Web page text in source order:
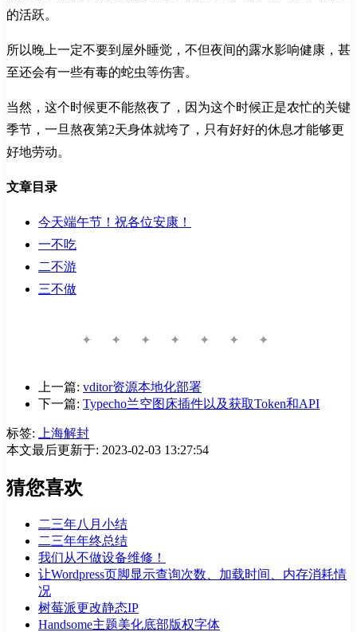
的活跃。
所以晚上一定不要到屋外睡觉，不但夜间的露水影响健康，甚
至还会有一些有毒的蛇虫等伤害。
当然，这个时候更不能熬夜了，因为这个时候正是农忙的关键
季节，一旦熬夜第2天身体就垮了，只有好好的休息才能够更
好地劳动。
文章目录
今天端午节！祝各位安康！
一不吃
二不游
三不做
✦ ✦ ✦ ✦ ✦ ✦ ✦
上一篇: vditor资源本地化部署
下一篇: Typecho兰空图床插件以及获取Token和API
标签:
上海解封
本文最后更新于: 2023-02-03 13:27:54
猜您喜欢
二三年八月小结
二三年年终总结
我们从不做设备维修！
让Wordpress页脚显示查询次数、加载时间、内存消耗情
况
树莓派更改静态IP
Handsome主题美化底部版权字体